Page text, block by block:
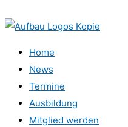
Home
News
Termine
Ausbildung
Mitglied werden